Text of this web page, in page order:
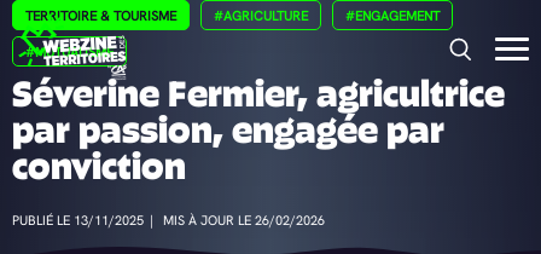
Panneau de gestion des cookies
TERRITOIRE & TOURISME #AGRICULTURE #ENGAGEMENT
#MUTUALISME
Séverine Fermier, agricultrice
par passion, engagée par
conviction
PUBLIÉ LE 13/11/2025 | MIS À JOUR LE 26/02/2026